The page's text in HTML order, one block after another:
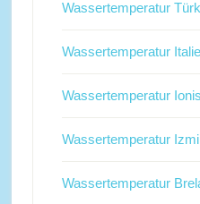
Wassertemperatur
Wassertemperatur
Wassertemperatur
Wassertemperatur
Wassertemperatur